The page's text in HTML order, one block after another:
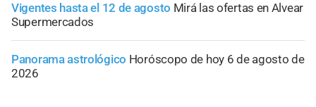
Vigentes hasta el 12 de agosto Mirá las ofertas en Alvear
Supermercados
Panorama astrológico Horóscopo de hoy 6 de agosto de
2026